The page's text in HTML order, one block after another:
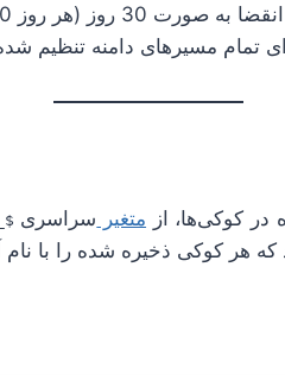
30 روز (هر روز 86400 ثانیه است).
تمام مسیرهای دامنه تنظیم
کوکی‌ها، از متغیر سراسری $_COOKIE
که هر کوکی ذخیره شده را با